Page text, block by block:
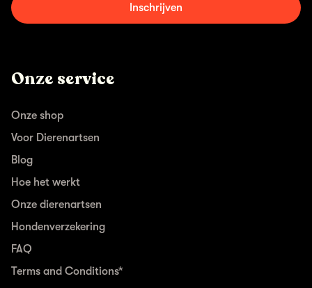
Inschrijven
Onze service
Onze shop
Voor Dierenartsen
Blog
Hoe het werkt
Onze dierenartsen
Hondenverzekering
FAQ
Terms and Conditions*